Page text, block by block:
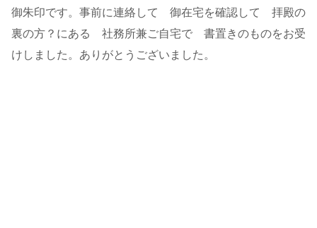
御朱印です。事前に連絡して 御在宅を確認して 拝殿の
裏の方？にある 社務所兼ご自宅で 書置きのものをお受
けしました。ありがとうございました。